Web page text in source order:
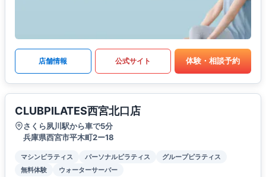
店舗情報 公式サイト 体験・相談予約
CLUBPILATES西宮北口店
さくら夙川駅から車で5分
兵庫県西宮市平木町2ー18
マシンピラティス パーソナルピラティス
グループピラティス
無料体験
ウォーターサーバー